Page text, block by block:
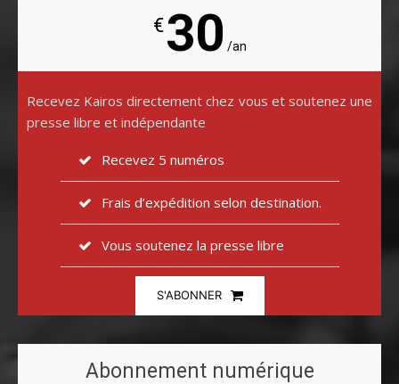
€30 /an
Recevez Kairos directement chez vous et soutenez une
presse libre et indépendante
Recevez 5 numéros
Frais d’expédition selon destination.
Vous soutenez la presse libre
S'ABONNER
Abonnement numérique